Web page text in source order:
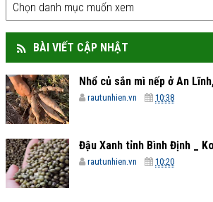
BÀI VIẾT CẬP NHẬT
Nhổ củ sắn mì nếp ở An
rautunhien.vn 10:38
Đậu Xanh tỉnh Bình Định _
rautunhien.vn 10:20